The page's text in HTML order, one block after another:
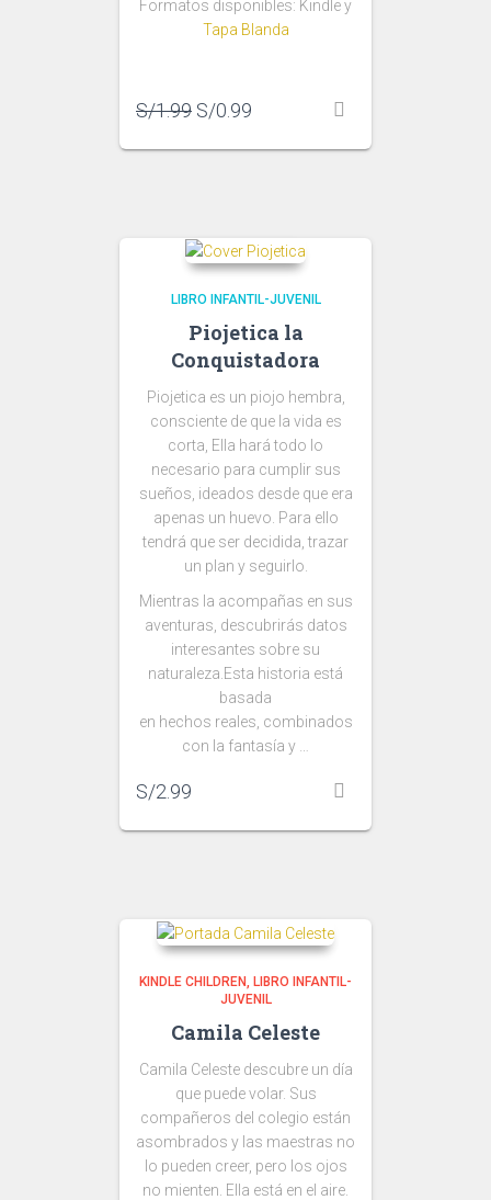
Formatos disponibles: Kindle y
Tapa Blanda
S/1.99 Original
was:
S/0.99
is:
LIBRO INFANTIL-JUVENIL
Piojetica la
Conquistadora
Piojetica es un piojo hembra,
consciente de que la vida es
corta, Ella hará todo lo
necesario para cumplir sus
sueños, ideados desde que era
apenas un huevo. Para ello
tendrá que ser decidida, trazar
un plan y seguirlo.
Mientras la acompañas en sus
aventuras, descubrirás datos
interesantes sobre su
naturaleza.Esta historia está
basada
en hechos reales, combinados
con la fantasía y …
S/2.99
KINDLE CHILDREN LIBRO INFANTIL-
JUVENIL
Camila Celeste
Camila Celeste descubre un día
que puede volar. Sus
compañeros del colegio están
asombrados y las maestras no
lo pueden creer, pero los ojos
no mienten. Ella está en el aire.